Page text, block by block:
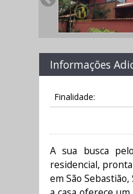
Informações
Finalidade:
A sua busca
residencial,
em São